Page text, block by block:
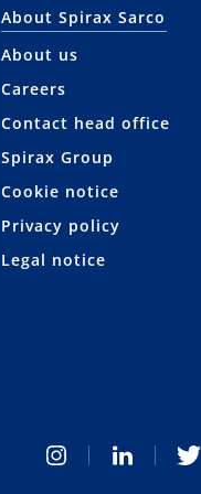
About Spirax Sarco
About us
Careers
Contact head office
Spirax Group
Cookie notice
Privacy policy
Legal notice